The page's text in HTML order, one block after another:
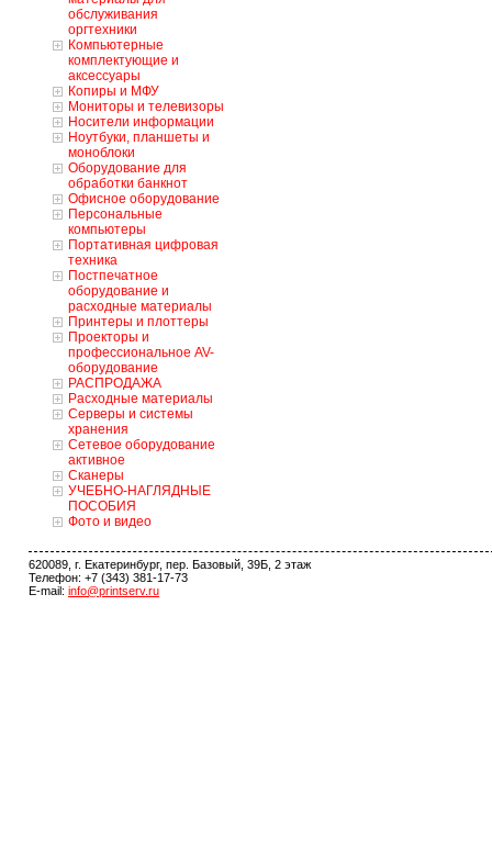
обслуживания
оргтехники
Компьютерные
комплектующие и
аксессуары
Копиры и МФУ
Мониторы и телевизоры
Носители информации
Ноутбуки, планшеты и
моноблоки
Оборудование для
обработки банкнот
Офисное оборудование
Персональные
компьютеры
Портативная цифровая
техника
Постпечатное
оборудование и
расходные материалы
Принтеры и плоттеры
Проекторы и
профессиональное AV-
оборудование
РАСПРОДАЖА
Расходные материалы
Серверы и системы
хранения
Сетевое оборудование
активное
Сканеры
УЧЕБНО-НАГЛЯДНЫЕ
ПОСОБИЯ
Фото и видео
620089, г. Екатеринбург, пер. Базовый, 39Б, 2 этаж
Телефон: +7 (343) 381-17-73
E-mail: info@printserv.ru